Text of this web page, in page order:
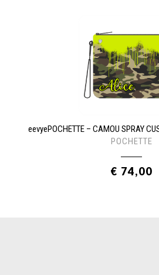
eevyePOCHETTE – CAMOU SPRAY
POCHETTE
€ 74,00